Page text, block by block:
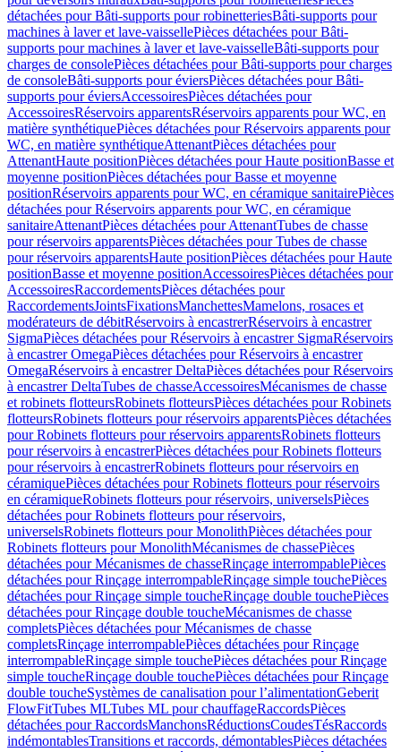
détachées pour Bâti-supports pour robinetteriesBâti-supports pour
machines à laver et lave-vaissellePièces détachées pour Bâti-
supports pour machines à laver et lave-vaisselleBâti-supports pour
charges de consolePièces détachées pour Bâti-supports pour charges
de consoleBâti-supports pour éviersPièces détachées pour Bâti-
supports pour éviersAccessoiresPièces détachées pour
AccessoiresRéservoirs apparentsRéservoirs apparents pour WC, en
matière synthétiquePièces détachées pour Réservoirs apparents pour
WC, en matière synthétiqueAttenantPièces détachées pour
AttenantHaute positionPièces détachées pour Haute positionBasse et
moyenne positionPièces détachées pour Basse et moyenne
positionRéservoirs apparents pour WC, en céramique sanitairePièces
détachées pour Réservoirs apparents pour WC, en céramique
sanitaireAttenantPièces détachées pour AttenantTubes de chasse
pour réservoirs apparentsPièces détachées pour Tubes de chasse
pour réservoirs apparentsHaute positionPièces détachées pour Haute
positionBasse et moyenne positionAccessoiresPièces détachées pour
AccessoiresRaccordementsPièces détachées pour
RaccordementsJointsFixationsManchettesMamelons, rosaces et
modérateurs de débitRéservoirs à encastrerRéservoirs à encastrer
SigmaPièces détachées pour Réservoirs à encastrer SigmaRéservoirs
à encastrer OmegaPièces détachées pour Réservoirs à encastrer
OmegaRéservoirs à encastrer DeltaPièces détachées pour Réservoirs
à encastrer DeltaTubes de chasseAccessoiresMécanismes de chasse
et robinets flotteursRobinets flotteursPièces détachées pour Robinets
flotteursRobinets flotteurs pour réservoirs apparentsPièces détachées
pour Robinets flotteurs pour réservoirs apparentsRobinets flotteurs
pour réservoirs à encastrerPièces détachées pour Robinets flotteurs
pour réservoirs à encastrerRobinets flotteurs pour réservoirs en
céramiquePièces détachées pour Robinets flotteurs pour réservoirs
en céramiqueRobinets flotteurs pour réservoirs, universelsPièces
détachées pour Robinets flotteurs pour réservoirs,
universelsRobinets flotteurs pour MonolithPièces détachées pour
Robinets flotteurs pour MonolithMécanismes de chassePièces
détachées pour Mécanismes de chasseRinçage interrompablePièces
détachées pour Rinçage interrompableRinçage simple touchePièces
détachées pour Rinçage simple toucheRinçage double touchePièces
détachées pour Rinçage double toucheMécanismes de chasse
completsPièces détachées pour Mécanismes de chasse
completsRinçage interrompablePièces détachées pour Rinçage
interrompableRinçage simple touchePièces détachées pour Rinçage
simple toucheRinçage double touchePièces détachées pour Rinçage
double toucheSystèmes de canalisation pour l’alimentationGeberit
FlowFitTubes MLTubes ML pour chauffageRaccordsPièces
détachées pour RaccordsManchonsRéductionsCoudesTésRaccords
indémontablesTransitions et raccords, démontablesPièces détachées